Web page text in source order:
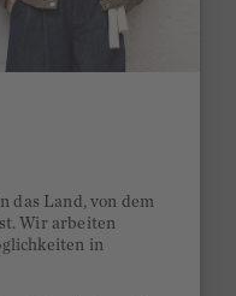
15€ Bonus
das Land, von dem
Wir arbeiten
in